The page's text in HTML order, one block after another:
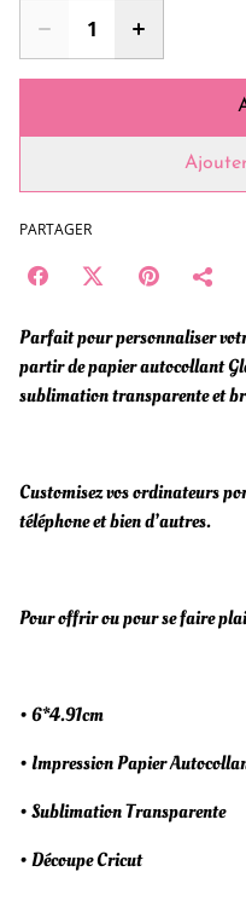
PARTAGER
Parfait pour personnaliser
partir de papier autocollant
sublimation transparente et
Customisez vos ordinateurs
téléphone et bien d’autres.
Pour offrir ou pour se faire
• 6*4.91cm
• Impression Papier
• Sublimation Transparente
• Découpe Cricut